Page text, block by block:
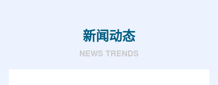
新闻动态
NEWS TRENDS